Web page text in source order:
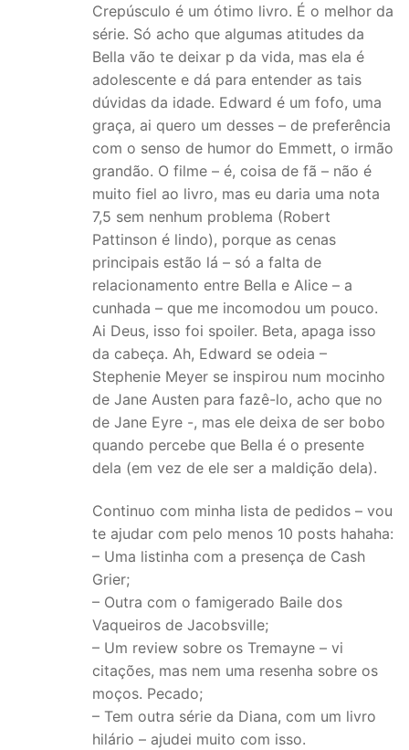
Crepúsculo é um ótimo livro. É o melhor da
série. Só acho que algumas atitudes da
Bella vão te deixar p da vida, mas ela é
adolescente e dá para entender as tais
dúvidas da idade. Edward é um fofo, uma
graça, ai quero um desses – de preferência
com o senso de humor do Emmett, o irmão
grandão. O filme – é, coisa de fã – não é
muito fiel ao livro, mas eu daria uma nota
7,5 sem nenhum problema (Robert
Pattinson é lindo), porque as cenas
principais estão lá – só a falta de
relacionamento entre Bella e Alice – a
cunhada – que me incomodou um pouco.
Ai Deus, isso foi spoiler. Beta, apaga isso
da cabeça. Ah, Edward se odeia –
Stephenie Meyer se inspirou num mocinho
de Jane Austen para fazê-lo, acho que no
de Jane Eyre -, mas ele deixa de ser bobo
quando percebe que Bella é o presente
dela (em vez de ele ser a maldição dela).
Continuo com minha lista de pedidos – vou
te ajudar com pelo menos 10 posts hahaha:
– Uma listinha com a presença de Cash
Grier;
– Outra com o famigerado Baile dos
Vaqueiros de Jacobsville;
– Um review sobre os Tremayne – vi
citações, mas nem uma resenha sobre os
moços. Pecado;
– Tem outra série da Diana, com um livro
hilário – ajudei muito com isso.